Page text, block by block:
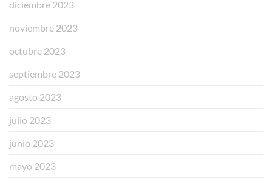
diciembre 2023
noviembre 2023
octubre 2023
septiembre 2023
agosto 2023
julio 2023
junio 2023
mayo 2023